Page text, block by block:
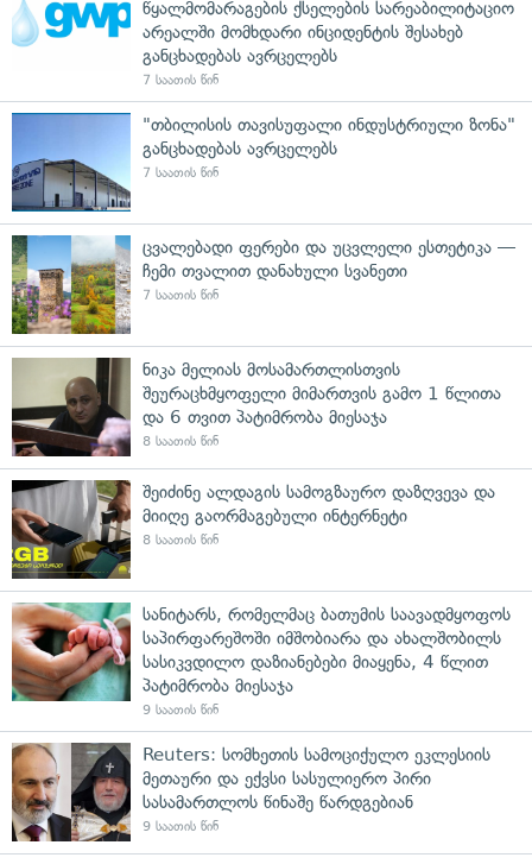
წყალმომარაგების ქსელების სარეაბილიტაციო
არეალში მომხდარი ინციდენტის შესახებ
განცხადებას ავრცელებს
7 საათის წინ
"თბილისის თავისუფალი ინდუსტრიული ზონა"
განცხადებას ავრცელებს
7 საათის წინ
ცვალებადი ფერები და უცვლელი ესთეტიკა —
ჩემი თვალით დანახული სვანეთი
7 საათის წინ
ნიკა მელიას მოსამართლისთვის
შეურაცხმყოფელი მიმართვის გამო 1 წლითა
და 6 თვით პატიმრობა მიესაჯა
8 საათის წინ
შეიძინე ალდაგის სამოგზაურო დაზღვევა და
მიიღე გაორმაგებული ინტერნეტი
8 საათის წინ
სანიტარს, რომელმაც ბათუმის საავადმყოფოს
საპირფარეშოში იმშობიარა და ახალშობილს
სასიკვდილო დაზიანებები მიაყენა, 4 წლით
პატიმრობა მიესაჯა
9 საათის წინ
Reuters: სომხეთის სამოციქულო ეკლესიის
მეთაური და ექვსი სასულიერო პირი
სასამართლოს წინაშე წარდგებიან
9 საათის წინ